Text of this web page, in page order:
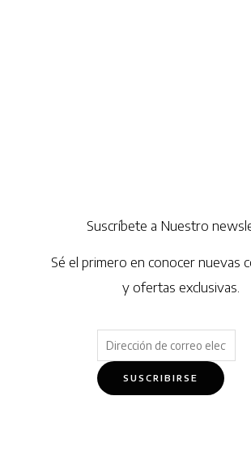
Suscríbete a Nuestro
Sé el primero en conocer nuevas
y ofertas exclusivas.